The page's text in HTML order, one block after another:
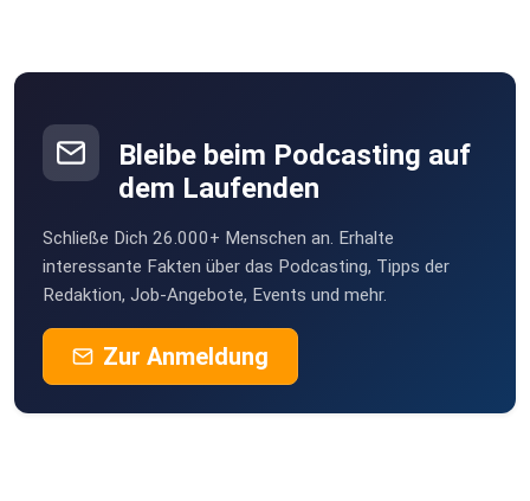
Bleibe beim Podcasting auf
dem Laufenden
Schließe Dich 26.000+ Menschen an. Erhalte
interessante Fakten über das Podcasting, Tipps der
Redaktion, Job-Angebote, Events und mehr.
Zur Anmeldung